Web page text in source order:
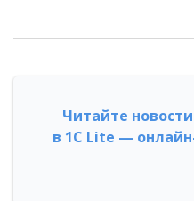
Читайте
в 1С Lite —